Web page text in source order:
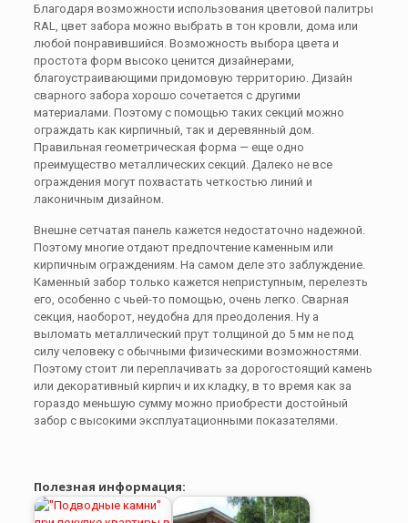
Благодаря возможности использования цветовой палитры
RAL, цвет забора можно выбрать в тон кровли, дома или
любой понравившийся. Возможность выбора цвета и
простота форм высоко ценится дизайнерами,
благоустраивающими придомовую территорию. Дизайн
сварного забора хорошо сочетается с другими
материалами. Поэтому с помощью таких секций можно
ограждать как кирпичный, так и деревянный дом.
Правильная геометрическая форма — еще одно
преимущество металлических секций. Далеко не все
ограждения могут похвастать четкостью линий и
лаконичным дизайном.
Внешне сетчатая панель кажется недостаточно надежной.
Поэтому многие отдают предпочтение каменным или
кирпичным ограждениям. На самом деле это заблуждение.
Каменный забор только кажется неприступным, перелезть
его, особенно с чьей-то помощью, очень легко. Сварная
секция, наоборот, неудобна для преодоления. Ну а
выломать металлический прут толщиной до 5 мм не под
силу человеку с обычными физическими возможностями.
Поэтому стоит ли переплачивать за дорогостоящий камень
или декоративный кирпич и их кладку, в то время как за
гораздо меньшую сумму можно приобрести достойный
забор с высокими эксплуатационными показателями.
Полезная информация: